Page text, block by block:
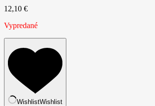
12,10 €
Vypredané
WishlistWishlist